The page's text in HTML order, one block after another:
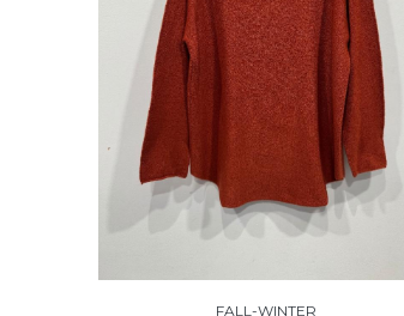
FALL-WINTER